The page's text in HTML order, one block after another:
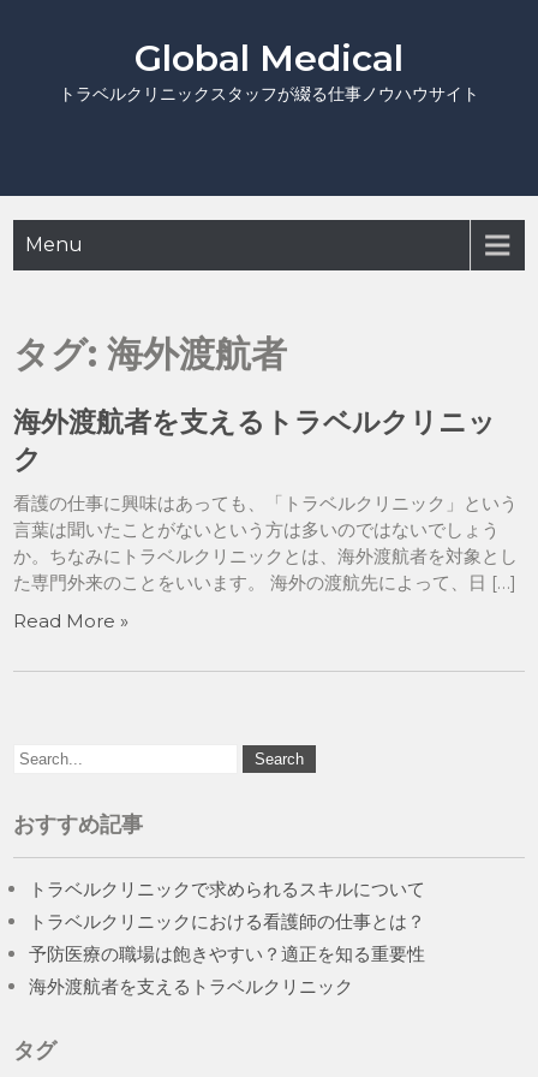
Global Medical
トラベルクリニックスタッフが綴る仕事ノウハウサイト
Menu
タグ:海外渡航者
海外渡航者を支えるトラベルクリニッ
ク
看護の仕事に興味はあっても、「トラベルクリニック」という
言葉は聞いたことがないという方は多いのではないでしょう
か。ちなみにトラベルクリニックとは、海外渡航者を対象とし
た専門外来のことをいいます。 海外の渡航先によって、日 […]
Read More »
おすすめ記事
トラベルクリニックで求められるスキルについて
トラベルクリニックにおける看護師の仕事とは？
予防医療の職場は飽きやすい？適正を知る重要性
海外渡航者を支えるトラベルクリニック
タグ